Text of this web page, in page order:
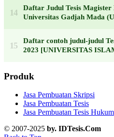
Daftar Judul Tesis
Universitas Gadjah Mada
Daftar contoh judul-judul
2023 [UNIVERSITAS
Produk
Jasa Pembuatan Skripsi
Jasa Pembuatan Tesis
Jasa Pembuatan Tesis Hukum
© 2007-2025 by. IDTesis.Com